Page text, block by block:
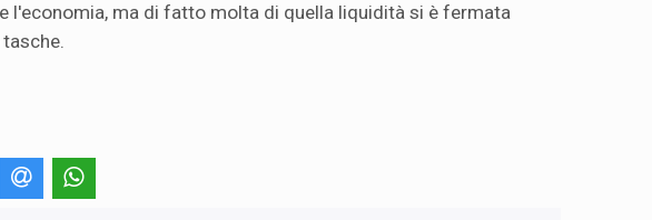
l'economia, ma di fatto molta di quella liquidità si è fermata